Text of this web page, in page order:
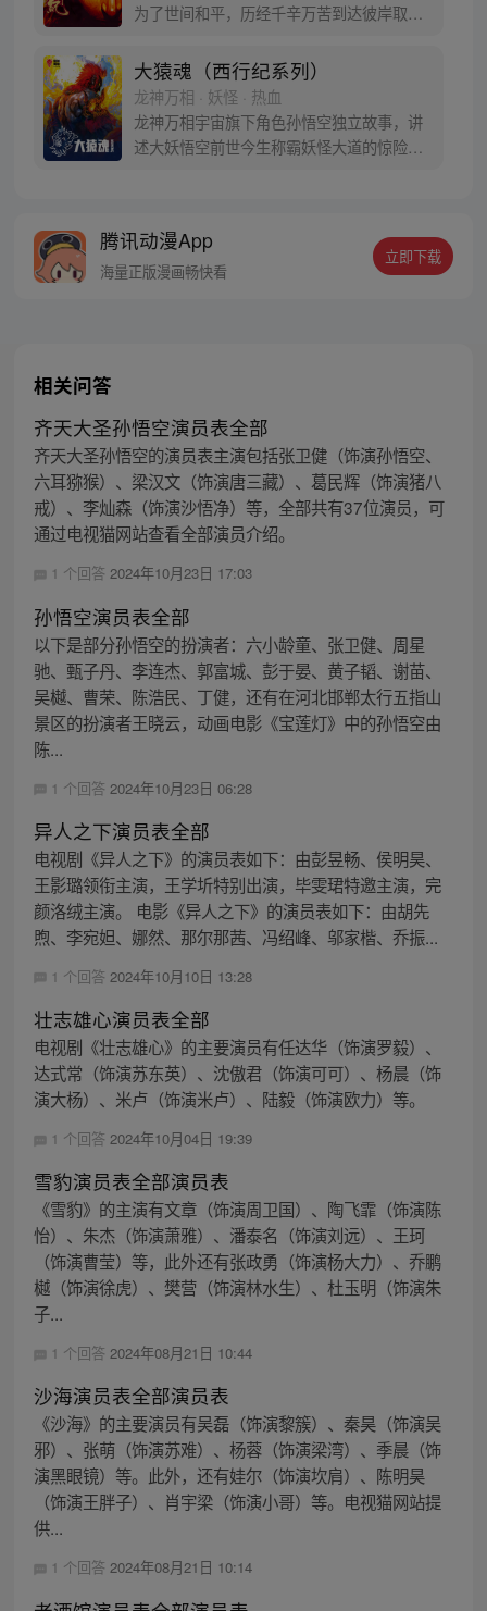
为了世间和平，历经千辛万苦到达彼岸取
变得美好….随着阴谋慢慢揭露，暗魂四起,
为了让“永恒之火”重新归位，小狼妖白狼不
辞万难，找到唐三藏大法师，和他一起重新
寻回徒弟们，组成全新“西行小队”，再度踏
上西行之旅……
大猿魂（西行纪系列）
龙神万相 · 妖怪 · 热血
龙神万相宇宙旗下角色孙悟空独立故事，讲
述大妖悟空前世今生称霸妖怪大道的惊险历
人…六十年后，他再次破石而出，背负着守
护族人的希望和信念打败了妖怪大道的霸
腾讯动漫App
海量正版漫画畅快看
立即下载
相关问答
齐天大圣孙悟空演员表全部
齐天大圣孙悟空的演员表主演包括张卫健（饰演孙悟空、
六耳猕猴）、梁汉文（饰演唐三藏）、葛民辉（饰演猪八
戒）、李灿森（饰演沙悟净）等，全部共有37位演员，可
通过电视猫网站查看全部演员介绍。
1 个回答 2024年10月23日 17:03
孙悟空演员表全部
以下是部分孙悟空的扮演者：六小龄童、张卫健、周星
驰、甄子丹、李连杰、郭富城、彭于晏、黄子韬、谢苗、
吴樾、曹荣、陈浩民、丁健，还有在河北邯郸太行五指山
景区的扮演者王晓云，动画电影《宝莲灯》中的孙悟空由
陈...
1 个回答 2024年10月23日 06:28
异人之下演员表全部
电视剧《异人之下》的演员表如下：由彭昱畅、侯明昊、
王影璐领衔主演，王学圻特别出演，毕雯珺特邀主演，完
颜洛绒主演。 电影《异人之下》的演员表如下：由胡先
煦、李宛妲、娜然、那尔那茜、冯绍峰、邬家楷、乔振...
1 个回答 2024年10月10日 13:28
壮志雄心演员表全部
电视剧《壮志雄心》的主要演员有任达华（饰演罗毅）、
达式常（饰演苏东英）、沈傲君（饰演可可）、杨晨（饰
演大杨）、米卢（饰演米卢）、陆毅（饰演欧力）等。
1 个回答 2024年10月04日 19:39
雪豹演员表全部演员表
《雪豹》的主演有文章（饰演周卫国）、陶飞霏（饰演陈
怡）、朱杰（饰演萧雅）、潘泰名（饰演刘远）、王珂
（饰演曹莹）等，此外还有张政勇（饰演杨大力）、乔鹏
樾（饰演徐虎）、樊营（饰演林水生）、杜玉明（饰演朱
子...
1 个回答 2024年08月21日 10:44
沙海演员表全部演员表
《沙海》的主要演员有吴磊（饰演黎簇）、秦昊（饰演吴
邪）、张萌（饰演苏难）、杨蓉（饰演梁湾）、季晨（饰
演黑眼镜）等。此外，还有娃尔（饰演坎肩）、陈明昊
（饰演王胖子）、肖宇梁（饰演小哥）等。电视猫网站提
供...
1 个回答 2024年08月21日 10:14